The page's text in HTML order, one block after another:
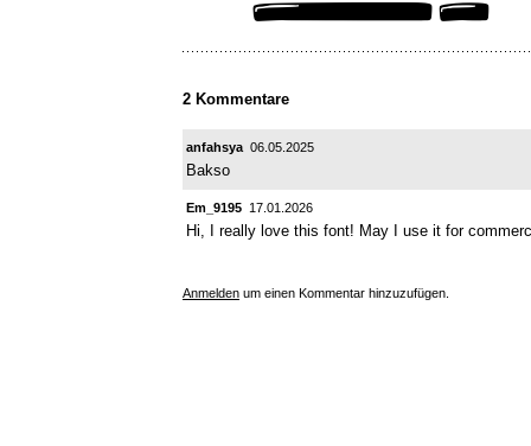
2 Kommentare
anfahsya 06.05.2025
Bakso
Em_9195 17.01.2026
Hi, I really love this font! May I use it for
Anmelden um einen Kommentar hinzuzufügen.